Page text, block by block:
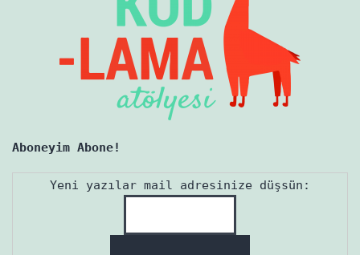
Aboneyim Abone!
Yeni yazılar mail adresinize düşsün: